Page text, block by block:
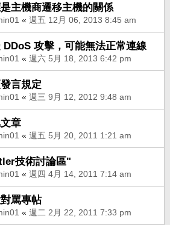
主機商遷移主機的關係
« 週五 12月 06, 2013 8:45 am
攻擊，可能無法正常連線
« 週六 5月 18, 2013 6:42 pm
言規定
« 週三 9月 12, 2012 9:48 am
章
« 週五 5月 20, 2011 1:21 am
技術討論區"
« 週四 4月 14, 2011 7:14 am
罵專帖
« 週二 2月 22, 2011 7:33 pm